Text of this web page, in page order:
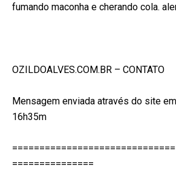
fumando maconha e cherando cola.
OZILDOALVES.COM.BR – CONTATO
Mensagem enviada através do site
16h35m
===============